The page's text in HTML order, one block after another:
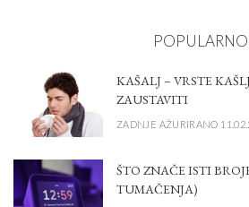
POPULARNO
KAŠALJ – VRSTE
ZAUSTAVITI
ZADNJE AŽURIRANO
ŠTO ZNAČE ISTI
TUMAČENJA)